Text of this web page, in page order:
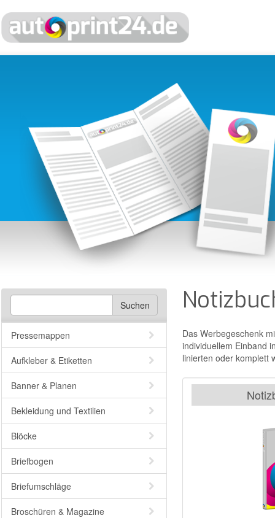
Pressemappen
Aufkleber & Etiketten
Banner & Planen
Bekleidung und Textilien
Blöcke
Briefbogen
Briefumschläge
Broschüren & Magazine
Das Werbegeschenk
individuellem Einband
linierten oder komplett